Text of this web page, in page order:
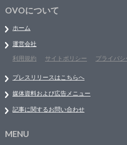
OVOについて
ホーム
運営会社
利用規約
サイトポリシー プライバ
プレスリリースはこちらへ
媒体資料および広告メニュー
記事に関するお問い合わせ
MENU